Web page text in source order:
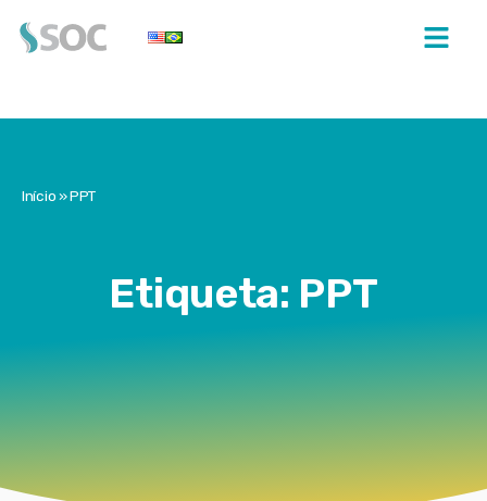
Início»PPT
Etiqueta: PPT